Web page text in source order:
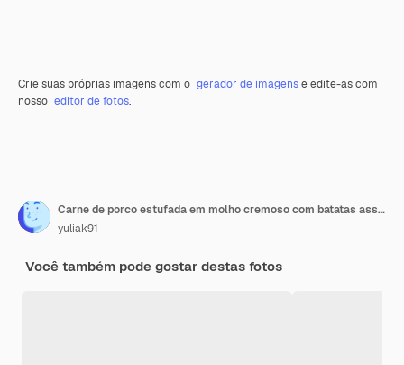
Crie suas próprias imagens com o gerador de imagense edite-as com
nosso editor de fotos.
Carne de porco estufada em molho cremoso com batatas assadas
yuliak91
Você também pode gostar destas fotos